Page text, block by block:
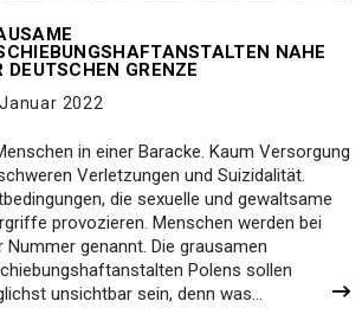
NAHE
DEUTSCHEN GRENZE
2022
in einer Baracke. Kaum Versorgung
Verletzungen und Suizidalität.
die sexuelle und gewaltsame
provozieren. Menschen werden bei
Nummer genannt. Die grausamen
Polens sollen
unsichtbar sein, denn was…